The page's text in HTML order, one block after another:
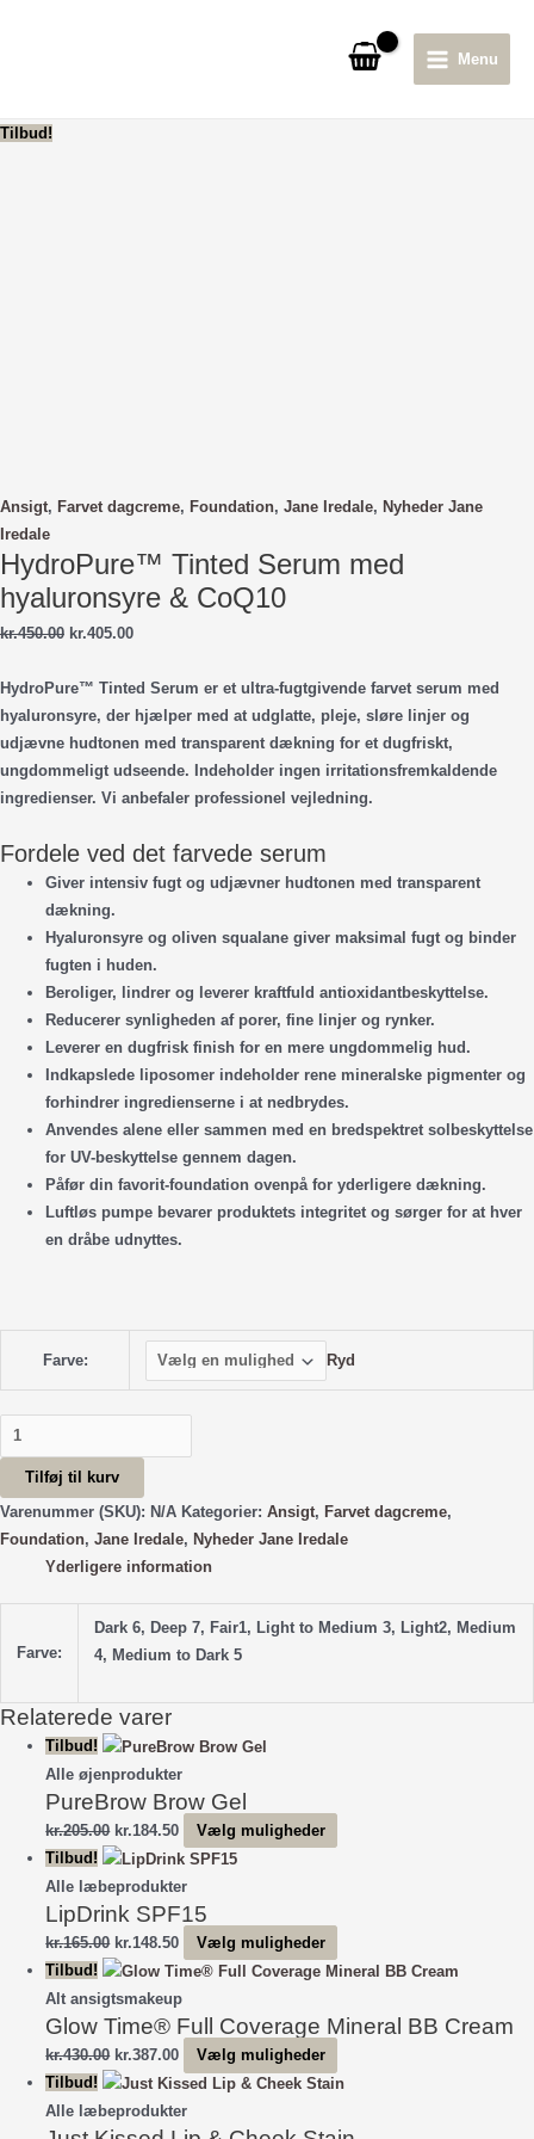
Menu
Tilbud!
Ansigt, Farvet dagcreme, Foundation, Jane Iredale, Nyheder Jane
Iredale
HydroPure™ Tinted Serum med
hyaluronsyre & CoQ10
kr.450.00 Den
pris
var:
kr.450.00.
kr.405.00Den
pris
er:
kr.405.00.
HydroPure™ Tinted Serum er et ultra-fugtgivende farvet serum med
hyaluronsyre, der hjælper med at udglatte, pleje, sløre linjer og
udjævne hudtonen med transparent dækning for et dugfriskt,
ungdommeligt udseende. Indeholder ingen irritationsfremkaldende
ingredienser. Vi anbefaler professionel vejledning.
Fordele ved det farvede serum
Giver intensiv fugt og udjævner hudtonen med transparent
dækning.
Hyaluronsyre og oliven squalane giver maksimal fugt og binder
fugten i huden.
Beroliger, lindrer og leverer kraftfuld antioxidantbeskyttelse.
Reducerer synligheden af porer, fine linjer og rynker.
Leverer en dugfrisk finish for en mere ungdommelig hud.
Indkapslede liposomer indeholder rene mineralske pigmenter og
forhindrer ingredienserne i at nedbrydes.
Anvendes alene eller sammen med en bredspektret solbeskyttelse
for UV-beskyttelse gennem dagen.
Påfør din favorit-foundation ovenpå for yderligere dækning.
Luftløs pumpe bevarer produktets integritet og sørger for at hver
en dråbe udnyttes.
Farve: Ryd
HydroPure™
Tinted
Serum
med
hyaluronsyre
Tilføj til kurv
Varenummer (SKU): N/A Kategorier: Ansigt, Farvet dagcreme,
Foundation, Jane Iredale, Nyheder Jane Iredale
Yderligere information
Farve:
Dark 6, Deep 7, Fair1, Light to Medium 3, Light2, Medium
4, Medium to Dark 5
Relaterede varer
Tilbud!
Alle øjenprodukter
PureBrow Brow Gel
kr.205.00 Den
oprindelige
pris
var:
kr.205.00.
kr.184.50Den
aktuelle
pris
er:
kr.184.50.
Vælg muligheder
Mulighederne
vælges
varesiden
Tilbud!
Alle læbeprodukter
LipDrink SPF15
kr.165.00 Den
oprindelige
pris
var:
kr.165.00.
kr.148.50Den
aktuelle
pris
er:
kr.148.50.
Vælg muligheder
vare
flere
Mulighederne
vælges
Tilbud!
Alt ansigtsmakeup
Glow Time® Full Coverage Mineral BB Cream
kr.430.00 Den
oprindelige
pris
kr.387.00Den
aktuelle
pris
Vælg muligheder
vare
Tilbud!
Alle læbeprodukter